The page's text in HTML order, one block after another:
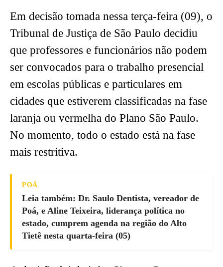
Em decisão tomada nessa terça-feira (09), o
Tribunal de Justiça de São Paulo decidiu
que professores e funcionários não podem
ser convocados para o trabalho presencial
em escolas públicas e particulares em
cidades que estiverem classificadas na fase
laranja ou vermelha do Plano São Paulo.
No momento, todo o estado está na fase
mais restritiva.
POÁ
Leia também: Dr. Saulo Dentista, vereador de
Poá, e Aline Teixeira, liderança política no
estado, cumprem agenda na região do Alto
Tietê nesta quarta-feira (05)